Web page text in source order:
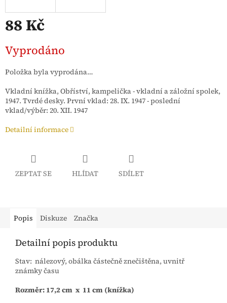
88 Kč
cena:
Vyprodáno
Položka byla vyprodána…
Vkladní knížka, Obříství, kampelička - vkladní a záložní spolek,
1947. Tvrdé desky. První vklad: 28. IX. 1947 - poslední
vklad/výběr: 20. XII. 1947
Detailní informace
ZEPTAT SE HLÍDAT SDÍLET
Popis Diskuze Značka
Detailní popis produktu
Stav: nálezový, obálka částečně znečištěna, uvnitř
známky času
Rozměr: 17,2 cm x 11 cm (knížka)